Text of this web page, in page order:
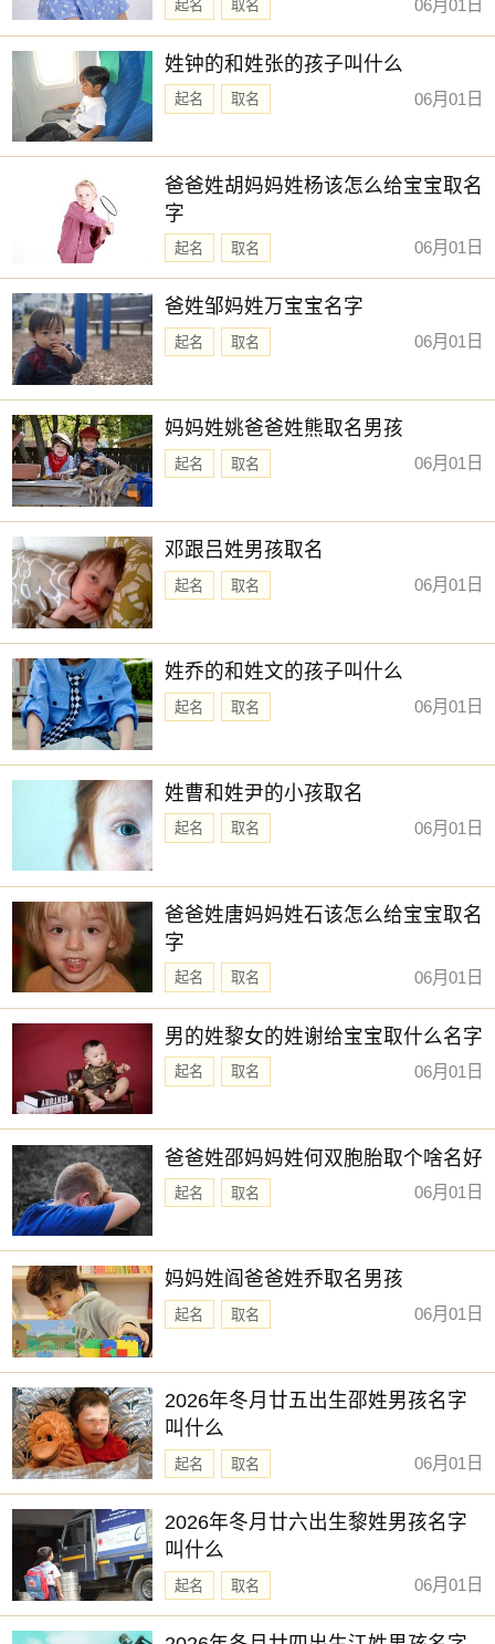
起名 取名 06月01日
姓钟的和姓张的孩子叫什么
起名 取名 06月01日
爸爸姓胡妈妈姓杨该怎么给宝宝取名
字
起名 取名 06月01日
爸姓邹妈姓万宝宝名字
起名 取名 06月01日
妈妈姓姚爸爸姓熊取名男孩
起名 取名 06月01日
邓跟吕姓男孩取名
起名 取名 06月01日
姓乔的和姓文的孩子叫什么
起名 取名 06月01日
姓曹和姓尹的小孩取名
起名 取名 06月01日
爸爸姓唐妈妈姓石该怎么给宝宝取名
字
起名 取名 06月01日
男的姓黎女的姓谢给宝宝取什么名字
起名 取名 06月01日
爸爸姓邵妈妈姓何双胞胎取个啥名好
起名 取名 06月01日
妈妈姓阎爸爸姓乔取名男孩
起名 取名 06月01日
2026年冬月廿五出生邵姓男孩名字
叫什么
起名 取名 06月01日
2026年冬月廿六出生黎姓男孩名字
叫什么
起名 取名 06月01日